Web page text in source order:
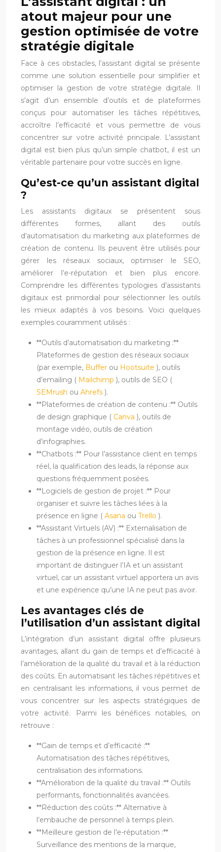
atout majeur pour une
gestion optimisée de votre
stratégie digitale
Face à ces obstacles, l’assistant digital se présente
comme une solution essentielle pour simplifier et
optimiser la gestion de votre stratégie digitale. Il
s’agit d’un ensemble d’outils et de plateformes
conçus pour automatiser les tâches répétitives,
accroître l’efficacité et vous permettre de vous
concentrer sur votre activité principale. L’assistant
digital est bien plus qu’un simple chatbot, il est un
véritable partenaire pour votre succès en ligne.
Qu’est-ce qu’un assistant digital
?
Les assistants digitaux se présentent sous
différentes formes, allant des outils
d’automatisation du marketing aux plateformes de
création de contenu. Ils peuvent être utilisés pour
gérer les réseaux sociaux, optimiser le SEO,
améliorer l’e-réputation et bien plus encore.
Comprendre les différentes typologies d’assistants
digitaux est primordial pour sélectionner les outils
les mieux adaptés à vos besoins. Voici quelques
exemples couramment utilisés :
**Outils d’automatisation du marketing :**
Plateformes de gestion des réseaux sociaux
(par exemple, Buffer ou Hootsuite ), outils
d’emailing ( Mailchimp ), outils de SEO (
SEMrush ou Ahrefs ).
**Plateformes de création de contenu :** Outils
de design graphique ( Canva ), outils de
montage vidéo, outils de création
d’infographies.
**Chatbots :** Pour l’assistance client en temps
réel, la qualification des leads, la réponse aux
questions fréquemment posées.
**Logiciels de gestion de projet :** Pour
organiser et suivre les tâches liées à la
présence en ligne ( Asana ou Trello ).
**Assistant Virtuels (AV) :** Externalisation de
tâches à un professionnel spécialisé dans la
gestion de la présence en ligne. Il est
important de distinguer l’IA et un assistant
virtuel, car un assistant virtuel apportera un avis
et une expérience qu’une IA ne peut pas avoir.
Les avantages clés de
l’utilisation d’un assistant digital
L’intégration d’un assistant digital offre plusieurs
avantages, allant du gain de temps et d’efficacité à
l’amélioration de la qualité du travail et à la réduction
des coûts. En automatisant les tâches répétitives et
en centralisant les informations, il vous permet de
vous concentrer sur les aspects stratégiques de
votre activité. Parmi les bénéfices notables, on
retrouve :
**Gain de temps et d’efficacité :**
Automatisation des tâches répétitives,
centralisation des informations.
**Amélioration de la qualité du travail :** Outils
performants, fonctionnalités avancées.
**Réduction des coûts :** Alternative à
l’embauche de personnel à temps plein.
**Meilleure gestion de l’e-réputation :**
Surveillance des mentions de la marque,